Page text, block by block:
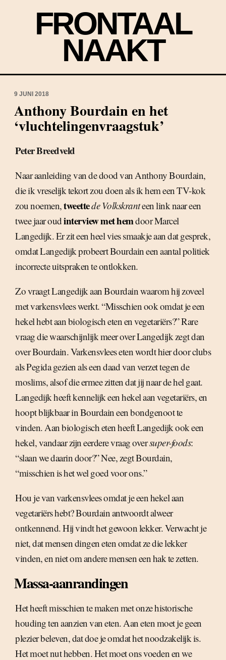
FRONTAAL
NAAKT
9 JUNI 2018
Anthony Bourdain en het
‘vluchtelingenvraagstuk’
Peter Breedveld
Naar aanleiding van de dood van Anthony Bourdain,
die ik vreselijk tekort zou doen als ik hem een TV-kok
zou noemen,tweettede Volkskranteen link naar een
twee jaar oudinterview met hemdoor Marcel
Langedijk. Er zit een heel vies smaakje aan dat gesprek,
omdat Langedijk probeert Bourdain een aantal politiek
incorrecte uitspraken te ontlokken.
Zo vraagt Langedijk aan Bourdain waarom hij zoveel
met varkensvlees werkt. “Misschien ook omdat je een
hekel hebt aan biologisch eten en vegetariërs?” Rare
vraag die waarschijnlijk meer over Langedijk zegt dan
over Bourdain. Varkensvlees eten wordt hier door clubs
als Pegida gezien als een daad van verzet tegen de
moslims, alsof die ermee zitten dat jij naar de hel gaat.
Langedijk heeft kennelijk een hekel aan vegetariërs, en
hoopt blijkbaar in Bourdain een bondgenoot te
vinden. Aan biologisch eten heeft Langedijk ook een
hekel, vandaar zijn eerdere vraag oversuper-foods:
“slaan we daarin door?” Nee, zegt Bourdain,
“misschien is het wel goed voor ons.”
Hou je van varkensvlees omdat je een hekel aan
vegetariërs hebt? Bourdain antwoordt alweer
ontkennend. Hij vindt het gewoon lekker. Verwacht je
niet, dat mensen dingen eten omdat ze die lekker
vinden, en niet om andere mensen een hak te zetten.
Massa-aanrandingen
Het heeft misschien te maken met onze historische
houding ten aanzien van eten. Aan eten moet je geen
plezier beleven, dat doe je omdat het noodzakelijk is.
Het moet nut hebben. Het moet ons voeden en we